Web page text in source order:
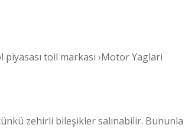
piyasası toil markası ›Motor Yaglari
çünkü zehirli bileşikler salınabilir. Bununla